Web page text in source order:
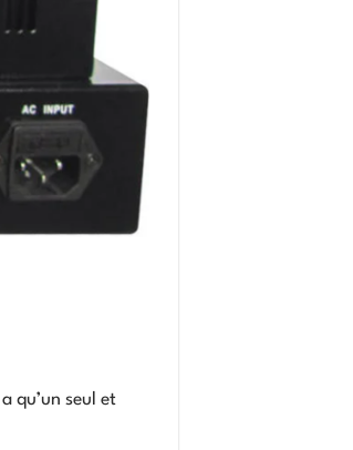
qu’un seul et